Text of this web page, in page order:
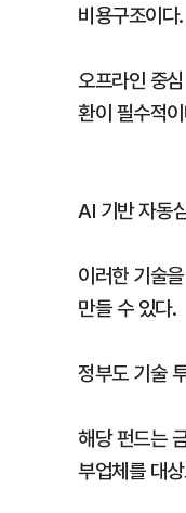
비용구조이다.
오프라인 중
환이 필수적
AI 기반 자동
이러한 기술
만들 수 있다.
정부도 기술
해당 펀드는
부업체를 대